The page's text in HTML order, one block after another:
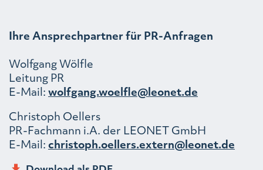
Ihre Ansprechpartner für PR-Anfragen
Wolfgang Wölfle
Leitung PR
E-Mail: wolfgang.woelfle@leonet.de
Christoph Oellers
PR-Fachmann i.A. der LEONET GmbH
E-Mail: christoph.oellers.extern@leonet.de